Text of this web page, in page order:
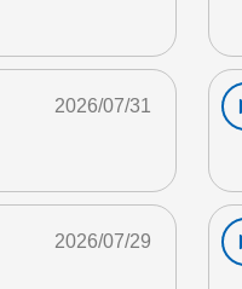
2026/07/31
2026/07/29